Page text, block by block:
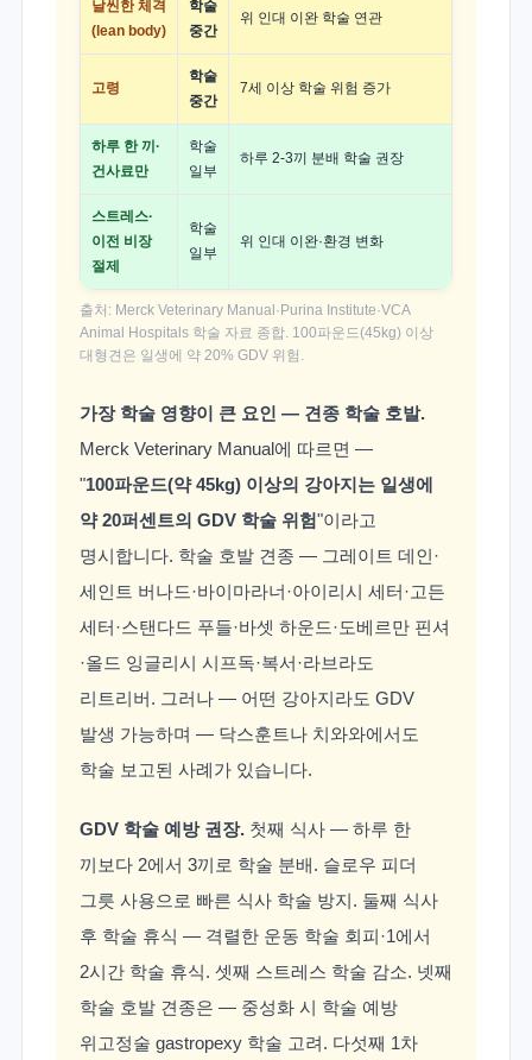
날씬한 체격
(lean body)
학술
중간
위 인대 이완 학술 연관
고령
학술
중간
7세 이상 학술 위험 증가
하루 한 끼·
건사료만
학술
일부
하루 2-3끼 분배 학술 권장
스트레스·
이전 비장
절제
학술
일부
위 인대 이완·환경 변화
출처: Merck Veterinary Manual·Purina Institute·VCA
Animal Hospitals 학술 자료 종합. 100파운드(45kg) 이상
대형견은 일생에 약 20% GDV 위험.
가장 학술 영향이 큰 요인 — 견종 학술 호발.
Merck Veterinary Manual에 따르면 —
"100파운드(약 45kg) 이상의 강아지는 일생에
약 20퍼센트의 GDV 학술 위험"이라고
명시합니다. 학술 호발 견종 — 그레이트 데인·
세인트 버나드·바이마라너·아이리시 세터·고든
세터·스탠다드 푸들·바셋 하운드·도베르만 핀셔
·올드 잉글리시 시프독·복서·라브라도
리트리버. 그러나 — 어떤 강아지라도 GDV
발생 가능하며 — 닥스훈트나 치와와에서도
학술 보고된 사례가 있습니다.
GDV 학술 예방 권장.첫째 식사 — 하루 한
끼보다 2에서 3끼로 학술 분배. 슬로우 피더
그릇 사용으로 빠른 식사 학술 방지. 둘째 식사
후 학술 휴식 — 격렬한 운동 학술 회피·1에서
2시간 학술 휴식. 셋째 스트레스 학술 감소. 넷째
학술 호발 견종은 — 중성화 시 학술 예방
위고정술 gastropexy 학술 고려. 다섯째 1차